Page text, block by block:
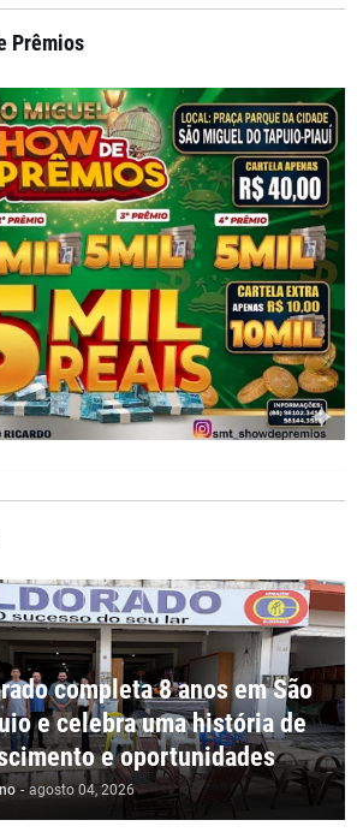
Prêmios
completa 8 anos em São
e celebra uma história de
e oportunidades
- agosto 04, 2026